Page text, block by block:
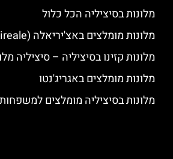
מלונות בסיציליה הכל כלול
מלונות מומלצים באצ'יריאלה (Acireale) סיציליה
מלונות קזינו בסיציליה – סיציליה
מלונות מומלצים באגריג'נטו
מלונות בסיציליה מומלצים